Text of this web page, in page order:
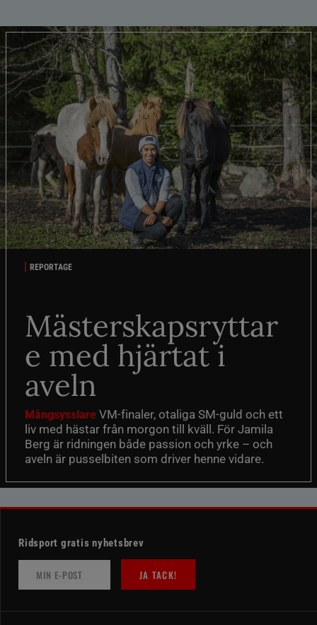
REPORTAGE
Mästerskapsryttar
e med hjärtat i
aveln
Mångsysslare VM-finaler, otaliga SM-guld och ett
liv med hästar från morgon till kväll. För Jamila
Berg är ridningen både passion och yrke – och
aveln är pusselbiten som driver henne vidare.
Ridsport gratis nyhetsbrev
JA TACK!